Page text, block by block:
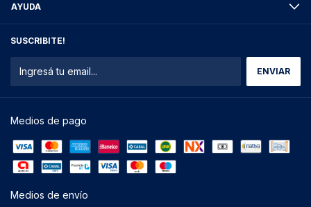
AYUDA
SUSCRIBITE!
Medios de pago
Medios de envío